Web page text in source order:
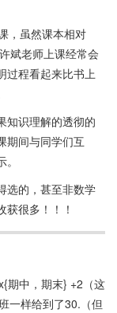
，虽然课本相对
斌老师上课经常会
过程看起来比书上
知识理解的透彻的
期间与同学们互
选的，甚至非数学
很多！！！
期中，期末} +2（这
一样给到了30.（但